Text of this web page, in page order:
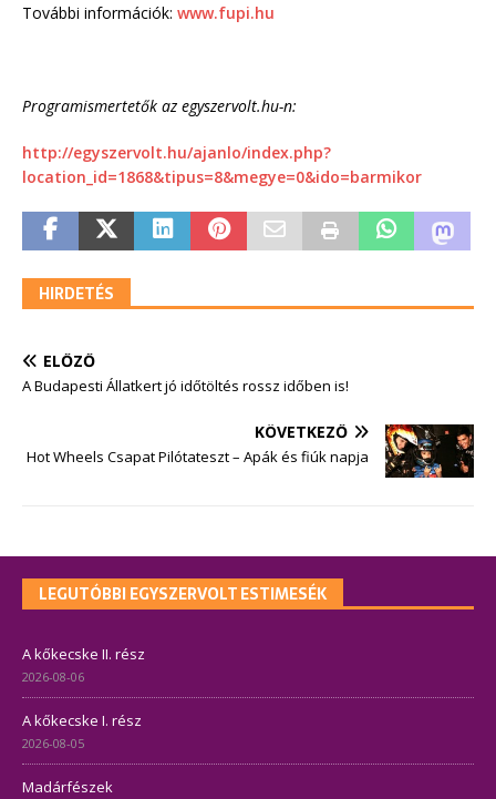
További információk: www.fupi.hu
Programismertetők az egyszervolt.hu-n:
http://egyszervolt.hu/ajanlo/index.php?
location_id=1868&tipus=8&megye=0&ido=barmikor
HIRDETÉS
ELŐZŐ
A Budapesti Állatkert jó időtöltés rossz időben is!
KÖVETKEZŐ
Hot Wheels Csapat Pilótateszt – Apák és fiúk napja
LEGUTÓBBI EGYSZERVOLT ESTIMESÉK
A kőkecske II. rész
2026-08-06
A kőkecske I. rész
2026-08-05
Madárfészek